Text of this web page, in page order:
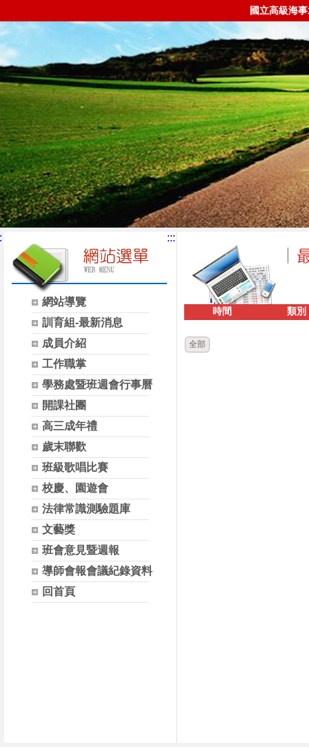
國立高級海
網站導覽
訓育組-最新消息
成員介紹
工作職掌
學務處暨班週會行事曆
開課社團
高三成年禮
歲末聯歡
班級歌唱比賽
校慶、園遊會
法律常識測驗題庫
文藝獎
班會意見暨週報
導師會報會議紀錄資料
回首頁
:::
時間 類別
全部